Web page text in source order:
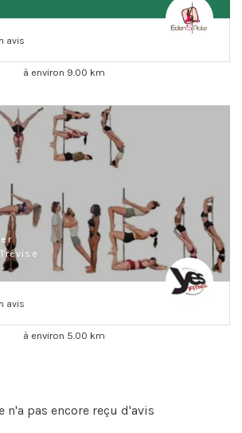
avis
à environ 9.00 km
avis
à environ 5.00 km
n'a pas encore reçu d'avis